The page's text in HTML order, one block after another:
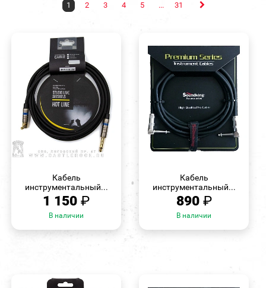
1 2 3 4 5 ... 31
Кабель
инструментальный...
1 150 ₽
В наличии
Кабель
инструментальный...
890 ₽
В наличии